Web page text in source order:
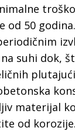
od 50
suhi dok,
materijal
od